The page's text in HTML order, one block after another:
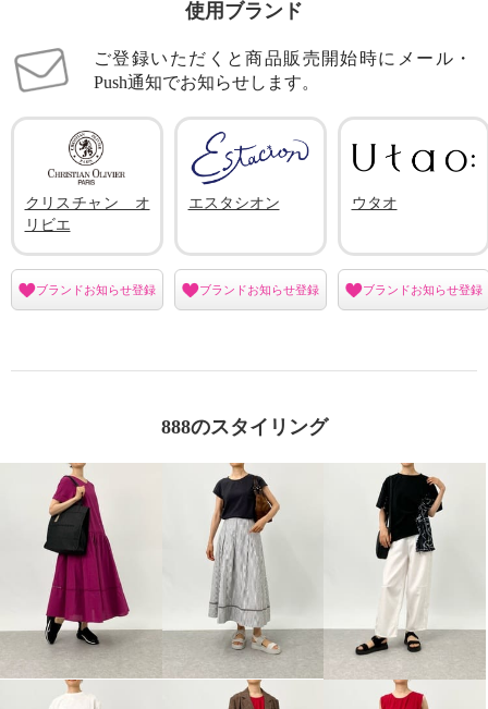
使用ブランド
ご登録いただくと商品販売開始時にメール・
Push通知でお知らせします。
クリスチャン オ
リビエ
ブランドお知らせ登録
エスタシオン
ブランドお知らせ登録
ウタオ
ブランドお知らせ登録
888のスタイリング